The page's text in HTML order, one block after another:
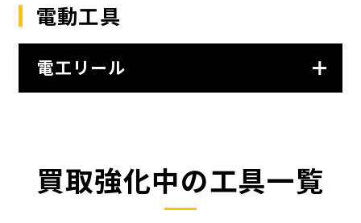
電動工具
電工リール
買取強化中の工具一覧